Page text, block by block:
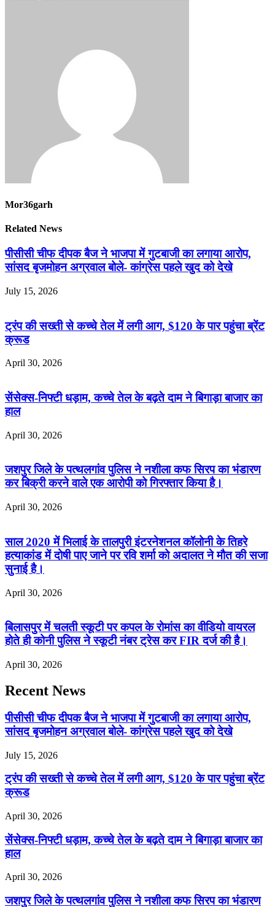
Mor36garh
Related News
पीसीसी चीफ दीपक बैज ने भाजपा में गुटबाजी का लगाया आरोप,
सांसद बृजमोहन अग्रवाल बोले- कांग्रेस पहले खुद को देखे
July 15, 2026
ट्रंप की सख्ती से कच्चे तेल में लगी आग, $120 के पार पहुंचा ब्रेंट
क्रूड
April 30, 2026
सेंसेक्स-निफ्टी धड़ाम, कच्चे तेल के बढ़ते दाम ने बिगाड़ा बाजार का
हाल
April 30, 2026
जशपुर जिले के पत्थलगांव पुलिस ने नशीला कफ सिरप का भंडारण
कर बिक्री करने वाले एक आरोपी को गिरफ्तार किया है।
April 30, 2026
साल 2020 में भिलाई के तालपुरी इंटरनेशनल कॉलोनी के तिहरे
हत्याकांड में दोषी पाए जाने पर रवि शर्मा को अदालत ने मौत की सजा
सुनाई है।
April 30, 2026
बिलासपुर में चलती स्कूटी पर कपल के रोमांस का वीडियो वायरल
होते ही कोनी पुलिस ने स्कूटी नंबर ट्रेस कर FIR दर्ज की है।
April 30, 2026
Recent News
पीसीसी चीफ दीपक बैज ने भाजपा में गुटबाजी का लगाया आरोप,
सांसद बृजमोहन अग्रवाल बोले- कांग्रेस पहले खुद को देखे
July 15, 2026
ट्रंप की सख्ती से कच्चे तेल में लगी आग, $120 के पार पहुंचा ब्रेंट
क्रूड
April 30, 2026
सेंसेक्स-निफ्टी धड़ाम, कच्चे तेल के बढ़ते दाम ने बिगाड़ा बाजार का
हाल
April 30, 2026
जशपुर जिले के पत्थलगांव पुलिस ने नशीला कफ सिरप का भंडारण